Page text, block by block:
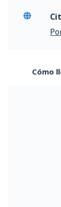
Cómo